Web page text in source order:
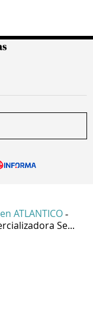
ATLANTICO -
Se...